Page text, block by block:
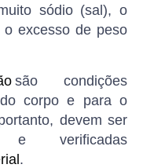
sódio (sal), o
excesso de peso
são condições
corpo e para o
devem ser
e verificadas
.